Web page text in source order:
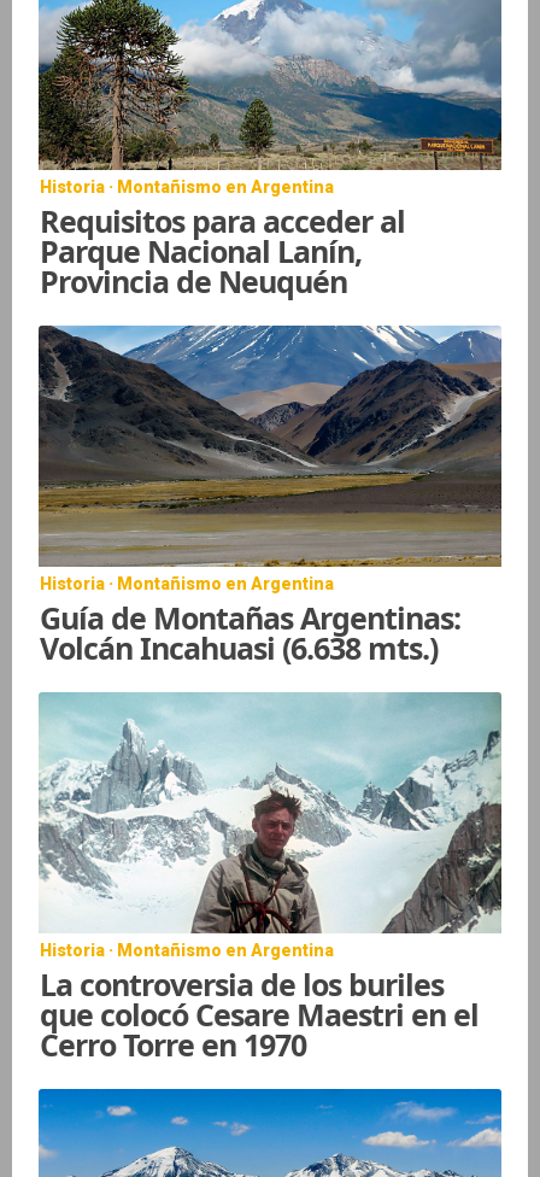
Historia · Montañismo en Argentina
Requisitos para acceder al
Parque Nacional Lanín,
Provincia de Neuquén
Historia · Montañismo en Argentina
Guía de Montañas Argentinas:
Volcán Incahuasi (6.638 mts.)
Historia · Montañismo en Argentina
La controversia de los buriles
que colocó Cesare Maestri en el
Cerro Torre en 1970